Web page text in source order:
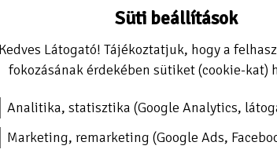
széleket, hogy teljesen feszes
A gyomfólia rögzítéshez
kertészeti kellék. A talaj takarószövet
stabil. A kerti fólia szövet UV stabil, ezért
UV stabil
Süti beállítások
Kedves Látogató! Tájékoztatjuk, hogy a
fokozásának érdekében sütiket (cookie-kat)
Analitika, statisztika (Google Analytics,
Marketing, remarketing (Google Ads,